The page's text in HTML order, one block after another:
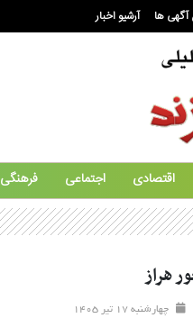
آگهی ها آرشیو اخبار
اقتصادی اجتماعی فرهنگی
هراز
چهارشنبه ۱۷ تير ۱۴۰۵